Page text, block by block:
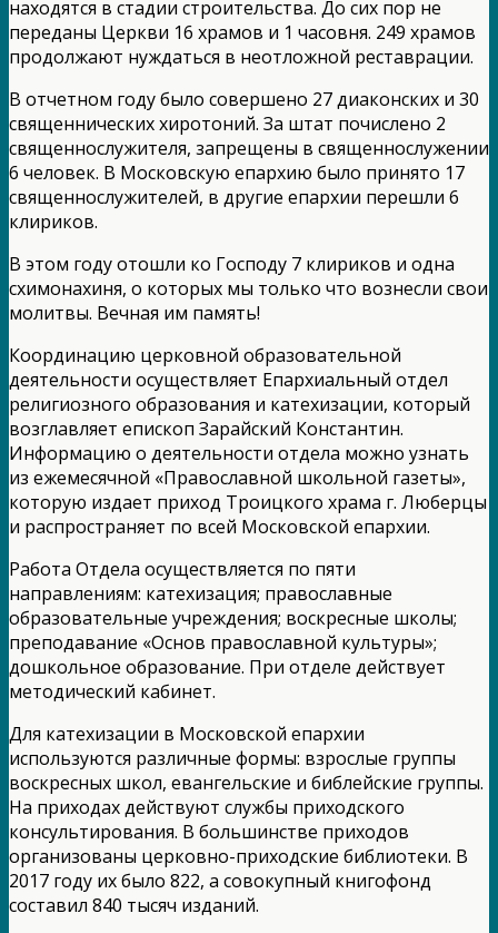
находятся в стадии строительства. До сих пор не
переданы Церкви 16 храмов и 1 часовня. 249 храмов
продолжают нуждаться в неотложной реставрации.
В отчетном году было совершено 27 диаконских и 30
священнических хиротоний. За штат почислено 2
священнослужителя, запрещены в священнослужении
6 человек. В Московскую епархию было принято 17
священнослужителей, в другие епархии перешли 6
клириков.
В этом году отошли ко Господу 7 клириков и одна
схимонахиня, о которых мы только что вознесли свои
молитвы. Вечная им память!
Координацию церковной образовательной
деятельности осуществляет Епархиальный отдел
религиозного образования и катехизации, который
возглавляет епископ Зарайский Константин.
Информацию о деятельности отдела можно узнать
из ежемесячной «Православной школьной газеты»,
которую издает приход Троицкого храма г. Люберцы
и распространяет по всей Московской епархии.
Работа Отдела осуществляется по пяти
направлениям: катехизация; православные
образовательные учреждения; воскресные школы;
преподавание «Основ православной культуры»;
дошкольное образование. При отделе действует
методический кабинет.
Для катехизации в Московской епархии
используются различные формы: взрослые группы
воскресных школ, евангельские и библейские группы.
На приходах действуют службы приходского
консультирования. В большинстве приходов
организованы церковно-приходские библиотеки. В
2017 году их было 822, а совокупный книгофонд
составил 840 тысяч изданий.